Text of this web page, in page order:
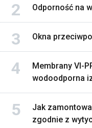
Odporność na
Okna
Membrany VI-
wodoodporna
Jak
zgodnie z